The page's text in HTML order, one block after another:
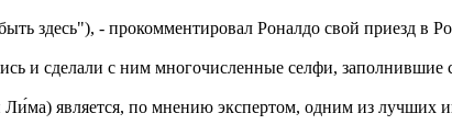
здесь"), - прокомментировал Роналдо свой приезд в
и сделали с ним многочисленные селфи, заполнившие
является, по мнению экспертом, одним из лучших